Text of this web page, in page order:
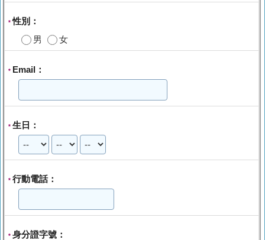
*性別：
男
女
* Email：
* 生日：
* 行動電話：
* 身分證字號：